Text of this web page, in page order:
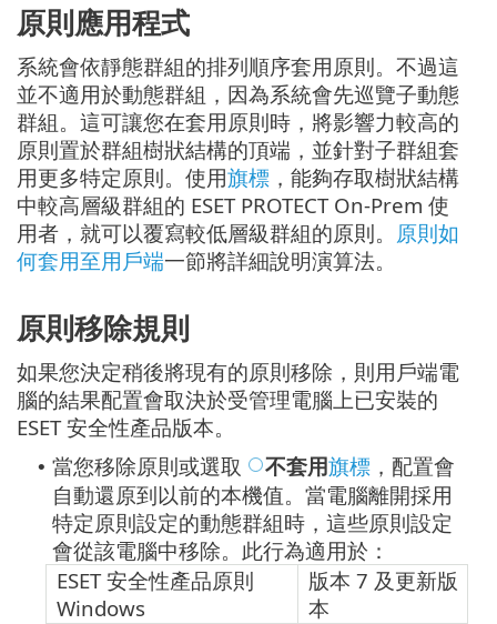
原則應用程式
系統會依靜態群組的排列順序套用原則。不過這
並不適用於動態群組，因為系統會先巡覽子動態
群組。這可讓您在套用原則時，將影響力較高的
原則置於群組樹狀結構的頂端，並針對子群組套
用更多特定原則。使用旗標 ，能夠存取樹狀結構
中較高層級群組的 ESET PROTECT On-Prem 使
用者，就可以覆寫較低層級群組的原則。 原則如
何套用至用戶端一節將詳細說明演算法。
原則移除規則
如果您決定稍後將現有的原則移除，則用戶端電
腦的結果配置會取決於受管理電腦上已安裝的
ESET 安全性產品版本。
• 當您移除原則或選取 不套用旗標 ，配置會
自動還原到以前的本機值。當電腦離開採用
特定原則設定的動態群組時，這些原則設定
會從該電腦中移除。此行為適用於：
ESET 安全性產品原則
Windows
版本 7 及更新版
本